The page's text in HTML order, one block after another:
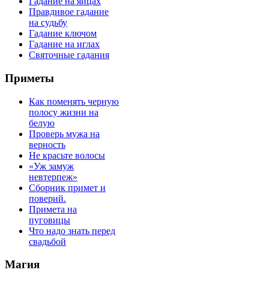
Правдивое гадание
на судьбу
Гадание ключом
Гадание на иглах
Святочные гадания
Приметы
Как поменять черную
полосу жизни на
белую
Проверь мужа на
верность
Не красьте волосы
«Уж замуж
невтерпеж»
Сборник примет и
поверий.
Примета на
пуговицы
Что надо знать перед
свадьбой
Магия